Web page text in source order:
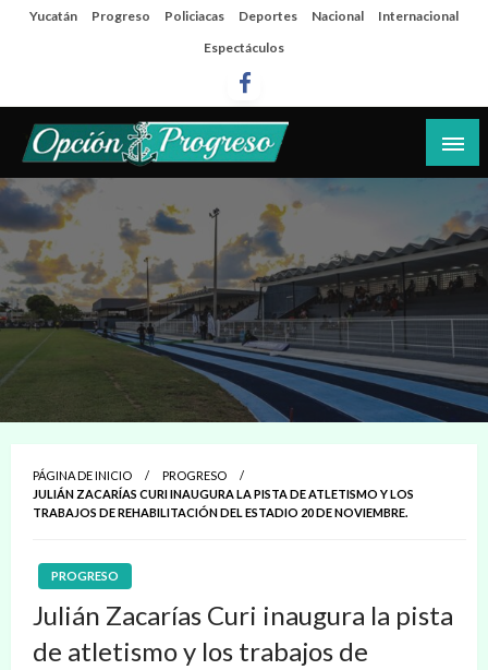
SaltaYucatán Progreso Policiacas Deportes Nacional
Internacional
Espectáculos
Opción Progreso
Las noticias del día a día del puerto
PÁGINA DE INICIO
PROGRESO
JULIÁN ZACARÍAS CURI INAUGURA LA PISTA DE ATLETISMO Y LOS
TRABAJOS DE REHABILITACIÓN DEL ESTADIO 20 DE NOVIEMBRE.
PROGRESO
Julián Zacarías Curi inaugura la pista
de atletismo y los trabajos de